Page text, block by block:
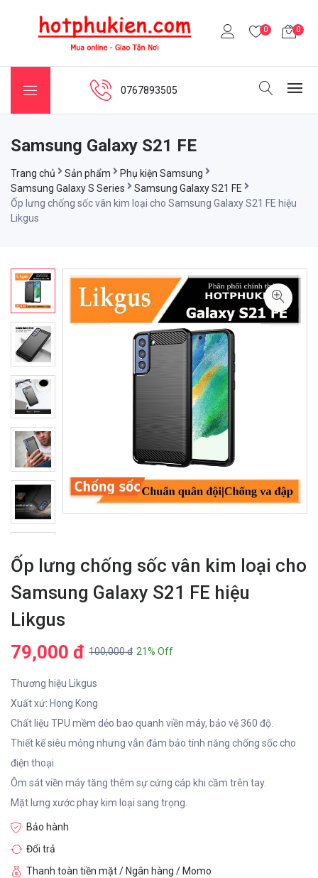
0 0
0767893505
Samsung Galaxy S21 FE
Trang chủ Sản phẩm
Phụ kiện Samsung
Samsung Galaxy S Series
Samsung Galaxy S21 FE
Ốp lưng chống sốc vân kim loại cho Samsung Galaxy S21 FE hiệu
Likgus
Ốp lưng chống sốc vân kim loại cho
Samsung Galaxy S21 FE hiệu
Likgus
79,000 đ 100,000 đ 21% Off
Thương hiệu Likgus
Xuất xứ: Hong Kong
Chất liệu TPU mềm dẻo bao quanh viền máy, bảo vệ 360 độ.
Thiết kế siêu mỏng nhưng vẫn đảm bảo tính năng chống sốc cho
điện thoại.
Ôm sát viền máy tăng thêm sự cứng cáp khi cầm trên tay.
Mặt lưng xước phay kim loại sang trọng.
Bảo hành
Đổi trả
Thanh toàn tiền mặt / Ngân hàng / Momo